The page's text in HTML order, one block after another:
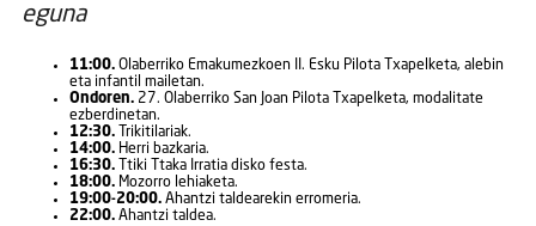
eguna
11:00.Olaberriko Emakumezkoen II. Esku Pilota Txapelketa, alebin
eta infantil mailetan.
Ondoren.27. Olaberriko San Joan Pilota Txapelketa, modalitate
ezberdinetan.
12:30.Trikitilariak.
14:00.Herri bazkaria.
16:30.Ttiki Ttaka Irratia disko festa.
18:00.Mozorro lehiaketa.
19:00-20:00.Ahantzi taldearekin erromeria.
22:00.Ahantzi taldea.